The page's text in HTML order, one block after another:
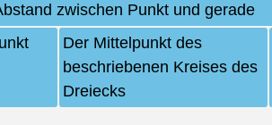
zwischen Punkt und gerade
Der Mittelpunkt des
beschriebenen Kreises des
Dreiecks